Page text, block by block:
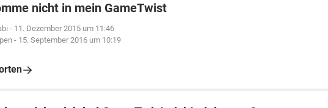
nicht in mein GameTwist
- 11. Dezember 2015 um 11:46
- 15. September 2016 um 10:19